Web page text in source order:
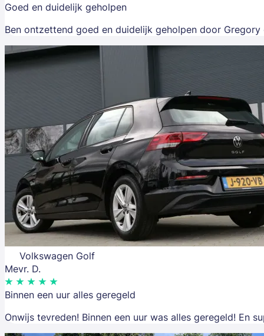
Goed en duidelijk geholpen
Ben ontzettend goed en duidelijk geholpen door
Volkswagen Golf
Mevr. D.
Binnen een uur alles geregeld
Onwijs tevreden! Binnen een uur was alles geregeld! En